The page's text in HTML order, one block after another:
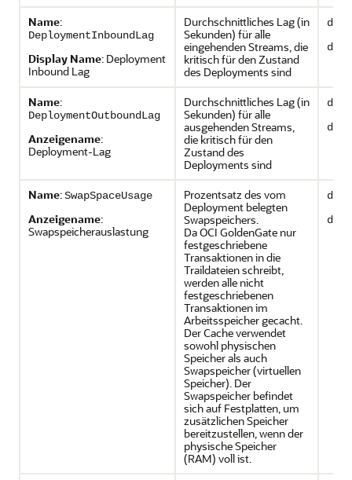
Name:
DeploymentInboundLag
Display Name: Deployment
Inbound Lag
Durchschnittliches Lag (in
Sekunden) für alle
eingehenden Streams, die
kritisch für den Zustand
des Deployments sind
Name:
DeploymentOutboundLag
Anzeigename:
Deployment-Lag
Durchschnittliches Lag (in
Sekunden) für alle
ausgehenden Streams,
die kritisch für den
Zustand des
Deployments sind
Name:SwapSpaceUsage
Anzeigename:
Swapspeicherauslastung
Prozentsatz des vom
Deployment belegten
Swapspeichers.
Da OCI GoldenGate nur
festgeschriebene
Transaktionen in die
Traildateien schreibt,
werden alle nicht
festgeschriebenen
Transaktionen im
Arbeitsspeicher gecacht.
Der Cache verwendet
sowohl physischen
Speicher als auch
Swapspeicher (virtuellen
Speicher). Der
Swapspeicher befindet
sich auf Festplatten, um
zusätzlichen Speicher
bereitzustellen, wenn der
physische Speicher
(RAM) voll ist.